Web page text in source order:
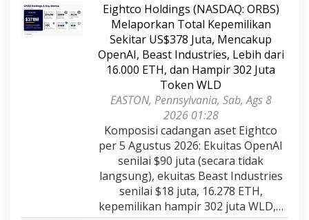
Eightco Holdings (NASDAQ: ORBS)
Melaporkan Total Kepemilikan
Sekitar US$378 Juta, Mencakup
OpenAI, Beast Industries, Lebih dari
16.000 ETH, dan Hampir 302 Juta
Token WLD
EASTON, Pennsylvania, Sab, Ags 8
2026 01:28
Komposisi cadangan aset Eightco
per 5 Agustus 2026: Ekuitas OpenAI
senilai $90 juta (secara tidak
langsung), ekuitas Beast Industries
senilai $18 juta, 16.278 ETH,
kepemilikan hampir 302 juta WLD,…